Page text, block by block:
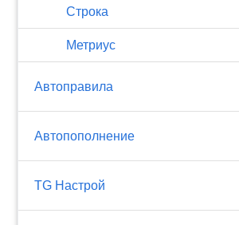
Строка
Метриус
Автоправила
Автопополнение
TG Настрой